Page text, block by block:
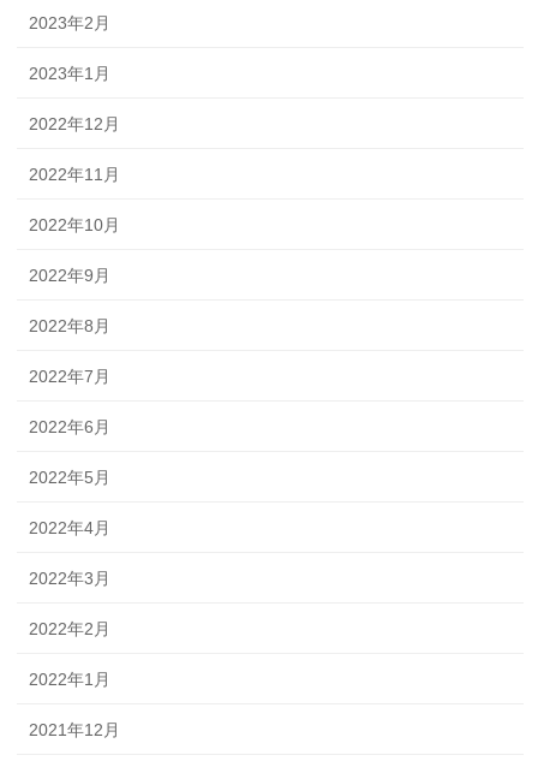
2023年2月
2023年1月
2022年12月
2022年11月
2022年10月
2022年9月
2022年8月
2022年7月
2022年6月
2022年5月
2022年4月
2022年3月
2022年2月
2022年1月
2021年12月